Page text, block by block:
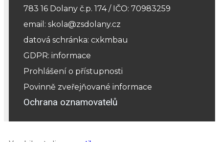
783 16 Dolany č.p. 174 / IČO: 70983259
email: skola@zsdolany.cz
datová schránka: cxkmbau
GDPR: informace
Prohlášení o přístupnosti
Povinně zveřejňované informace
Ochrana oznamovatelů